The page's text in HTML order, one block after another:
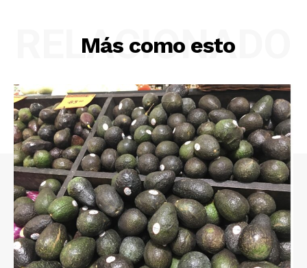
Más como esto
RELACIONADO